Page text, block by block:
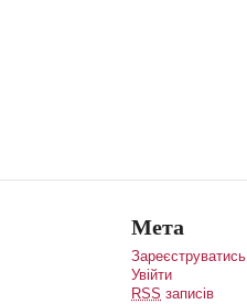
Мета
Зареєструватись
Увійти
RSS записів